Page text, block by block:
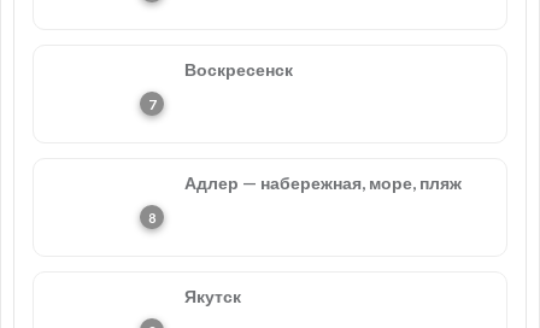
Воскресенск
Адлер — набережная, море, пляж
Якутск